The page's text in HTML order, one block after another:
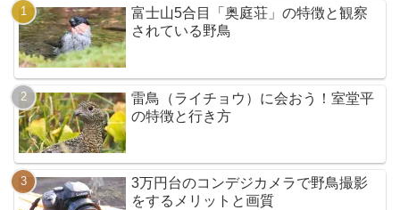
富士山5合目「奥庭荘」の特徴と観察
されている野鳥
雷鳥（ライチョウ）に会おう！室堂平
の特徴と行き方
3万円台のコンデジカメラで野鳥撮影
をするメリットと画質